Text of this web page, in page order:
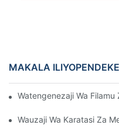
MAKALA
Watengenezaji Wa
Wauzaji Wa Karatasi Za